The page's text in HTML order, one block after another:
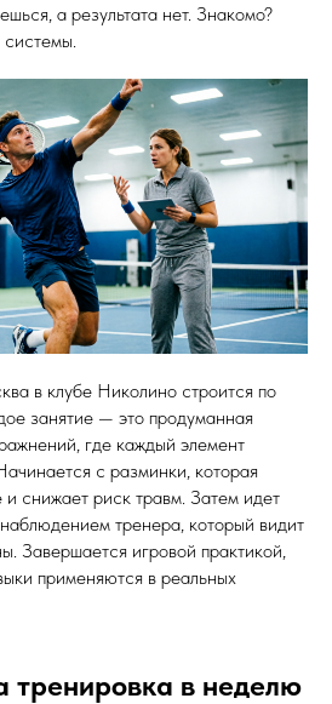
а результата нет. Знакомо?
в клубе Николино строится по
занятие — это продуманная
где каждый элемент
с разминки, которая
и снижает риск травм. Затем идет
тренера, который видит
Завершается игровой практикой,
применяются в реальных
тренировка в неделю